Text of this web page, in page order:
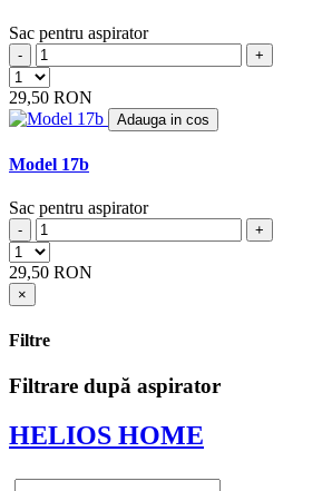
ARCTIC
ARIETE
ARLETT (1)
ASLOSAREF
ATLANTA
BAUR
BERYL (2)
BESTRON (17)
BETRONIC (1)
Sac pentru aspirator
- +
29,50 RON
Adauga in cos
Model 17b
Sac pentru aspirator
- +
29,50 RON
×
Filtre
Filtrare după aspirator
HELIOS HOME